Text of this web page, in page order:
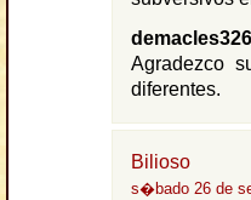
demacles326
Agradezco
diferentes.
Bilioso
s�bado 26 de